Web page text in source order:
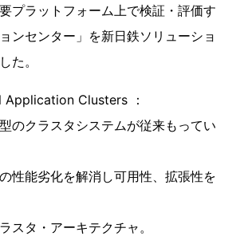
プラットフォーム上で検証・評価す
ンセンター」を新日鉄ソリューショ
た。
Clusters ：
ラスタシステムが従来もってい
劣化を解消し可用性、拡張性を
・アーキテクチャ。